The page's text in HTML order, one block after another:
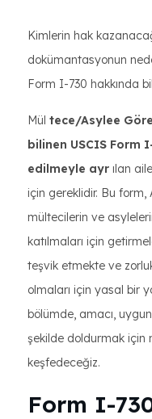
Kimlerin hak
dokümantasyonun
Form I-730 hakkında
Mül tece/Asylee
bilinen USCIS Form
edilmeyle ayr ılan
için gereklidir. Bu
mültecilerin ve
katılmaları için
teşvik etmekte ve
olmaları için yasal bir
bölümde, amacı,
şekilde doldurmak için
keşfedeceğiz.
Form I-